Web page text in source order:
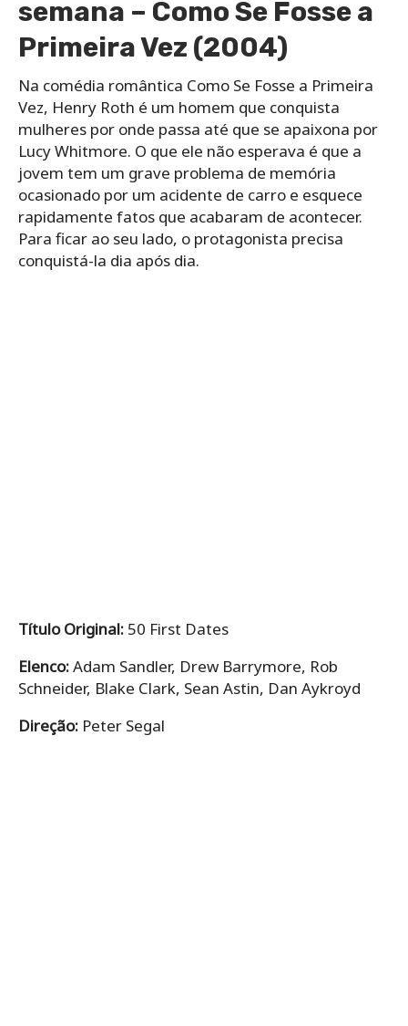
semana – Como Se Fosse a
Primeira Vez (2004)
Na comédia romântica Como Se Fosse a Primeira
Vez, Henry Roth é um homem que conquista
mulheres por onde passa até que se apaixona por
Lucy Whitmore. O que ele não esperava é que a
jovem tem um grave problema de memória
ocasionado por um acidente de carro e esquece
rapidamente fatos que acabaram de acontecer.
Para ficar ao seu lado, o protagonista precisa
conquistá-la dia após dia.
Título Original: 50 First Dates
Elenco:Adam Sandler, Drew Barrymore, Rob
Schneider, Blake Clark, Sean Astin, Dan Aykroyd
Direção: Peter Segal